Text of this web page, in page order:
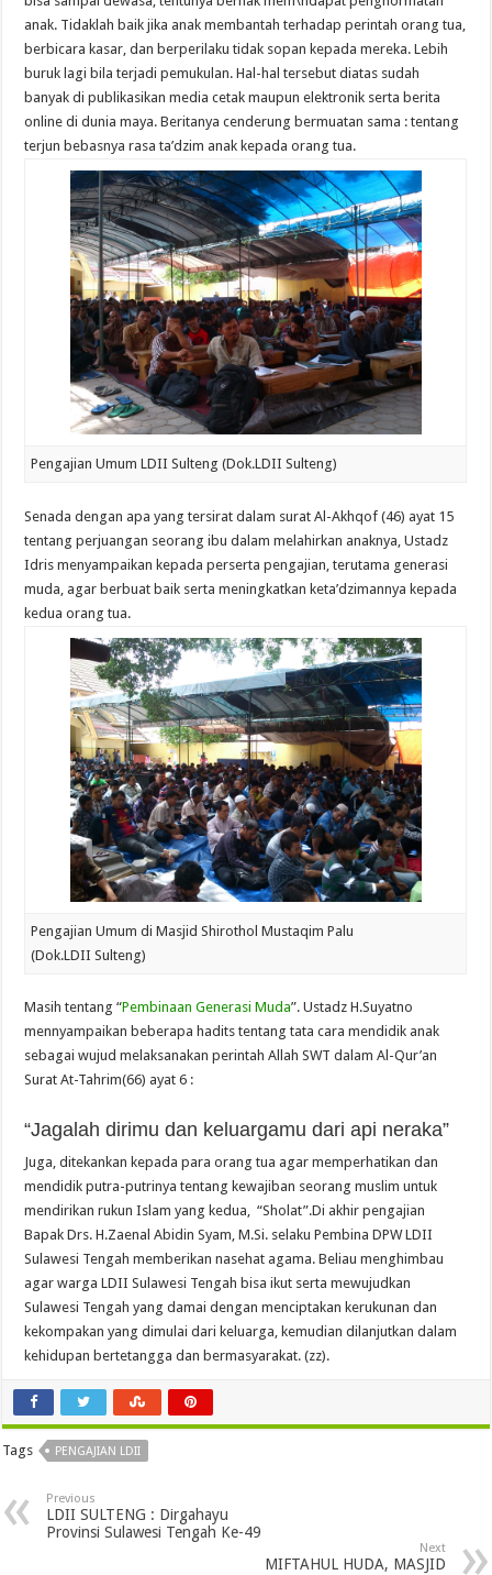
anak. Tidaklah baik jika anak membantah terhadap perintah orang tua,
berbicara kasar, dan berperilaku tidak sopan kepada mereka. Lebih
buruk lagi bila terjadi pemukulan. Hal-hal tersebut diatas sudah
banyak di publikasikan media cetak maupun elektronik serta berita
online di dunia maya. Beritanya cenderung bermuatan sama : tentang
terjun bebasnya rasa ta’dzim anak kepada orang tua.
Pengajian Umum LDII Sulteng (Dok.LDII Sulteng)
Senada dengan apa yang tersirat dalam surat Al-Akhqof (46) ayat 15
tentang perjuangan seorang ibu dalam melahirkan anaknya, Ustadz
Idris menyampaikan kepada perserta pengajian, terutama generasi
muda, agar berbuat baik serta meningkatkan keta’dzimannya kepada
kedua orang tua.
Pengajian Umum di Masjid Shirothol Mustaqim Palu
(Dok.LDII Sulteng)
Masih tentang “Pembinaan Generasi Muda”. Ustadz H.Suyatno
mennyampaikan beberapa hadits tentang tata cara mendidik anak
sebagai wujud melaksanakan perintah Allah SWT dalam Al-Qur’an
Surat At-Tahrim(66) ayat 6 :
“Jagalah dirimu dan keluargamu dari api neraka”
Juga, ditekankan kepada para orang tua agar memperhatikan dan
mendidik putra-putrinya tentang kewajiban seorang muslim untuk
mendirikan rukun Islam yang kedua, “Sholat”.Di akhir pengajian
Bapak Drs. H.Zaenal Abidin Syam, M.Si. selaku Pembina DPW LDII
Sulawesi Tengah memberikan nasehat agama. Beliau menghimbau
agar warga LDII Sulawesi Tengah bisa ikut serta mewujudkan
Sulawesi Tengah yang damai dengan menciptakan kerukunan dan
kekompakan yang dimulai dari keluarga, kemudian dilanjutkan dalam
kehidupan bertetangga dan bermasyarakat. (zz).
Tags PENGAJIAN LDII
Previous
LDII SULTENG : Dirgahayu
Provinsi Sulawesi Tengah Ke-49
Next
MIFTAHUL HUDA, MASJID